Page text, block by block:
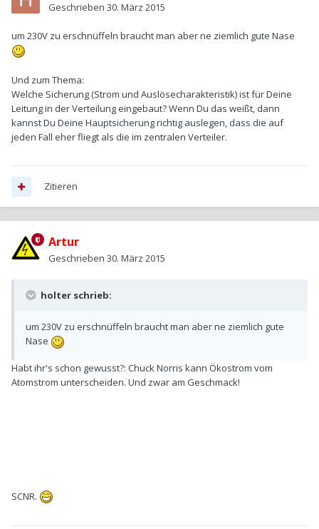
Geschrieben 30. März 2015
um 230V zu erschnüffeln braucht man aber ne ziemlich gute Nase
Und zum Thema:
Welche Sicherung (Strom und Auslösecharakteristik) ist für Deine
Leitung in der Verteilung eingebaut? Wenn Du das weißt, dann
kannst Du Deine Hauptsicherung richtig auslegen, dass die auf
jeden Fall eher fliegt als die im zentralen Verteiler.
Zitieren
Artur
Geschrieben 30. März 2015
holter schrieb:
um 230V zu erschnüffeln braucht man aber ne ziemlich gute
Nase
Habt ihr's schon gewusst?: Chuck Norris kann Ökostrom vom
Atomstrom unterscheiden. Und zwar am Geschmack!
SCNR.